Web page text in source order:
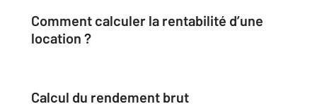
Comment calculer la rentabilité d’une
location ?
Calcul du rendement brut